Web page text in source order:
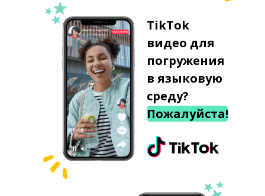
TikTok
видео для
погружения
в языковую
среду?
Пожалуйста!